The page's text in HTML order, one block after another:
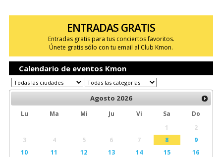
ENTRADAS GRATIS
Entradas gratis para tus conciertos favoritos.
Únete gratis sólo con tu email al Club Kmon.
Calendario de eventos Kmon
Agosto 2026
Lu Ma Mi Ju Vi Sa
Do
1
2
3
4 5 6 7 8
9
10
11 12 13 14 15
16